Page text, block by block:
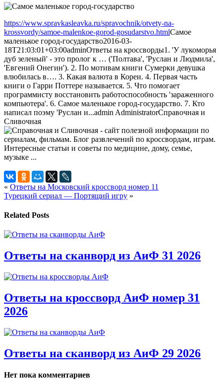
https://www.spravkasleavka.ru/spravochnik/otvety-na-
krossvordy/samoe-malenkoe-gorod-gosudarstvo.htmlСамое
маленькое город-государство2016-03-
18T21:03:01+03:00adminОтветы на кроссворды1. 'У лукоморья
дуб зеленый' - это пролог к … ('Полтава', 'Руслан и Людмила',
'Евгений Онегин'). 2. По мотивам книги Сумерки девушка
влюбилась в…. 3. Какая валюта в Кореи. 4. Первая часть
книги о Гарри Поттере называется. 5. Что помогает
программисту восстановить работоспособность 'зараженного
компьютера'. 6. Самое маленькое город-государство. 7. Кто
написал поэму 'Руслан и...admin AdministratorСправочная и
Сливочная
« Ответы на Московский кроссворд номер 11
Турецкий сериал — Портящий игру »
Related Posts
Ответы на сканворд из АиФ 31 2026
Ответы на кроссворд АиФ номер 31
2026
Ответы на сканворд из АиФ 29 2026
Нет пока комментариев